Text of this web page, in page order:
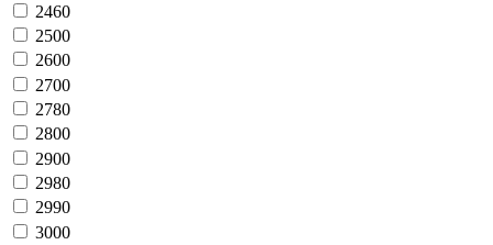
2460
2500
2600
2700
2780
2800
2900
2980
2990
3000